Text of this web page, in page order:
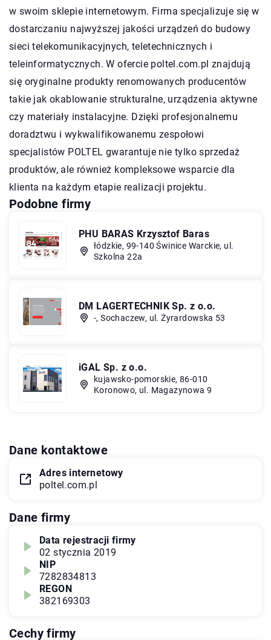
w swoim sklepie internetowym. Firma specjalizuje się w
dostarczaniu najwyższej jakości urządzeń do budowy
sieci telekomunikacyjnych, teletechnicznych i
teleinformatycznych. W ofercie poltel.com.pl znajdują
się oryginalne produkty renomowanych producentów
takie jak okablowanie strukturalne, urządzenia aktywne
czy materiały instalacyjne. Dzięki profesjonalnemu
doradztwu i wykwalifikowanemu zespołowi
specjalistów POLTEL gwarantuje nie tylko sprzedaż
produktów, ale również kompleksowe wsparcie dla
klienta na każdym etapie realizacji projektu.
Podobne firmy
PHU BARAS Krzysztof Baras
łódzkie, 99-140 Świnice Warckie, ul.
Szkolna 22a
DM LAGERTECHNIK Sp. z o.o.
-, Sochaczew, ul. Żyrardowska 53
iGAL Sp. z o.o.
kujawsko-pomorskie, 86-010
Koronowo, ul. Magazynowa 9
Dane kontaktowe
Adres internetowy
poltel.com.pl
Dane firmy
Data rejestracji firmy
02 stycznia 2019
NIP
7282834813
REGON
382169303
Cechy firmy